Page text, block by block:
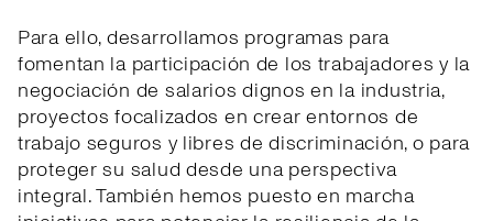
Para ello, desarrollamos programas para
fomentan la participación de los trabajadores y la
negociación de salarios dignos en la industria,
proyectos focalizados en crear entornos de
trabajo seguros y libres de discriminación, o para
proteger su salud desde una perspectiva
integral. También hemos puesto en marcha